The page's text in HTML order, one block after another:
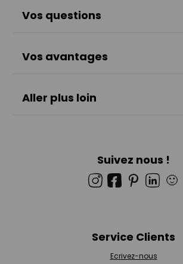
Vos questions
Vos avantages
Aller plus loin
Suivez nous !
🙂
Service Clients
Ecrivez-nous